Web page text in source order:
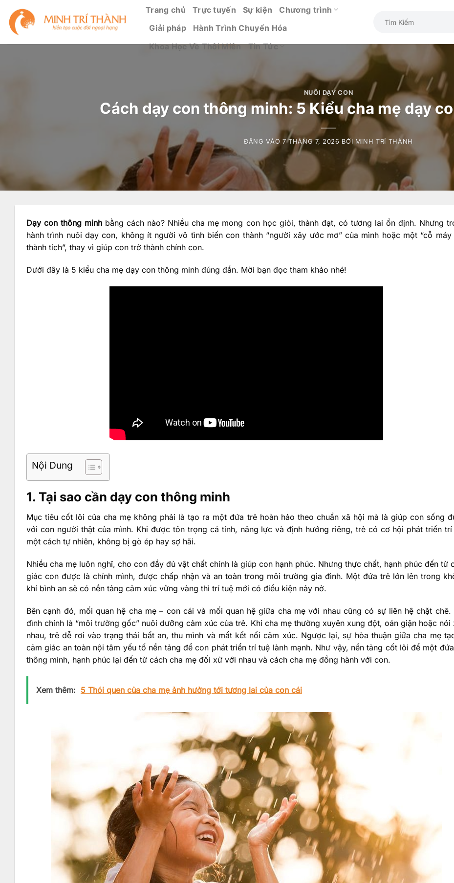
qua
nội
dung
Trang chủ Trực tuyến Sự kiện
Chương trình
Giải pháp
Hành Trình Chuyển Hóa
Khoa Học Về Thôi Miên
Tin Tức
NUÔI DẠY CON
Cách dạy con thông minh: 5 Kiểu cha mẹ dạy
ĐĂNG VÀO 7 THÁNG 7, 2026 BỞI MINH TRÍ THÀNH
Dạy con thông minh bằng cách nào? Nhiều cha mẹ mong con học giỏi, thành đạt, có tương lai ổn định. Nhưng
hành trình nuôi dạy con, không ít người vô tình biến con thành “người xây ước mơ” của mình hoặc một “cỗ máy
thành tích”, thay vì giúp con trở thành chính con.
Dưới đây là 5 kiểu cha mẹ dạy con thông minh đúng đắn. Mời bạn đọc tham khảo nhé!
Nội Dung
1. Tại sao cần dạy con thông minh
Mục tiêu cốt lõi của cha mẹ không phải là tạo ra một đứa trẻ hoàn hảo theo chuẩn xã hội mà là giúp con sống
với con người thật của mình. Khi được tôn trọng cá tính, năng lực và định hướng riêng, trẻ có cơ hội phát triển trí
một cách tự nhiên, không bị gò ép hay sợ hãi.
Nhiều cha mẹ luôn nghĩ, cho con đầy đủ vật chất chính là giúp con hạnh phúc. Nhưng thực chất, hạnh phúc đến từ
giác con được là chính mình, được chấp nhận và an toàn trong môi trường gia đình. Một đứa trẻ lớn lên trong
khí bình an sẽ có nền tảng cảm xúc vững vàng thì trí tuệ mới có điều kiện nảy nở.
Bên cạnh đó, mối quan hệ cha mẹ – con cái và mối quan hệ giữa cha mẹ với nhau cũng có sự liên hệ chặt chẽ.
đình chính là “môi trường gốc” nuôi dưỡng cảm xúc của trẻ. Khi cha mẹ thường xuyên xung đột, oán giận hoặc nói
nhau, trẻ dễ rơi vào trạng thái bất an, thu mình và mất kết nối cảm xúc. Ngược lại, sự hòa thuận giữa cha mẹ
cảm giác an toàn nội tâm yếu tố nền tảng để con phát triển trí tuệ lành mạnh. Như vậy, nền tảng cốt lõi để một
thông minh, hạnh phúc lại đến từ cách cha mẹ đối xử với nhau và cách cha mẹ đồng hành với con.
Xem thêm: 5 Thói quen của cha mẹ ảnh hưởng tới tương lai của con cái